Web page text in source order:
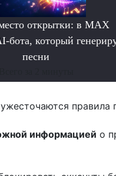
открытки: в MAX
бота, который
песни
правила
информацией о